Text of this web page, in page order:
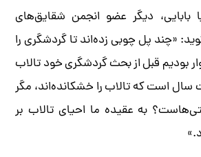
بابایی، دیگر عضو انجمن شقایق‌های
«چند پل چوبی زده‌اند تا گردشگری را
بودیم قبل از بحث گردشگری خود تالاب
است که تالاب را خشکانده‌اند، مگر
به عقیده ما احیای تالاب بر